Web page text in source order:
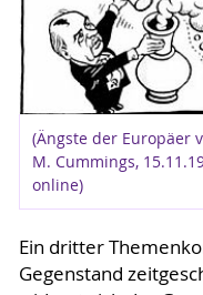
(Ängste der Europäer
M. Cummings,
online)
Ein dritter
Gegenstand